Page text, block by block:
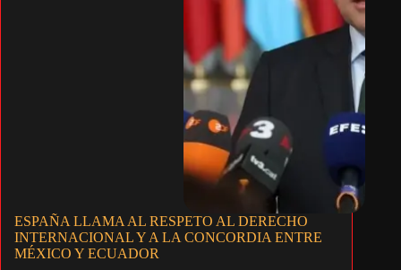
ESPAÑA LLAMA AL RESPETO AL DERECHO
INTERNACIONAL Y A LA CONCORDIA ENTRE
MÉXICO Y ECUADOR